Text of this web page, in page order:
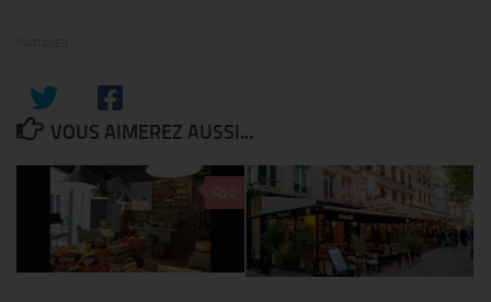
VOUS AIMEREZ AUSSI...